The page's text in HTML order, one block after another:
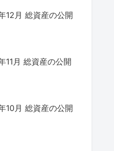
12月 総資産の公開
11月 総資産の公開
10月 総資産の公開